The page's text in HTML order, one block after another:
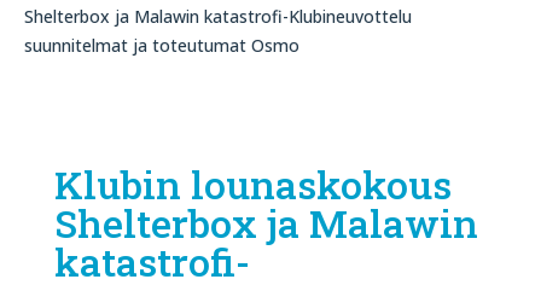
Shelterbox ja Malawin katastrofi-Klubineuvottelu
suunnitelmat ja toteutumat Osmo
Klubin lounaskokous
Shelterbox ja Malawin
katastrofi-